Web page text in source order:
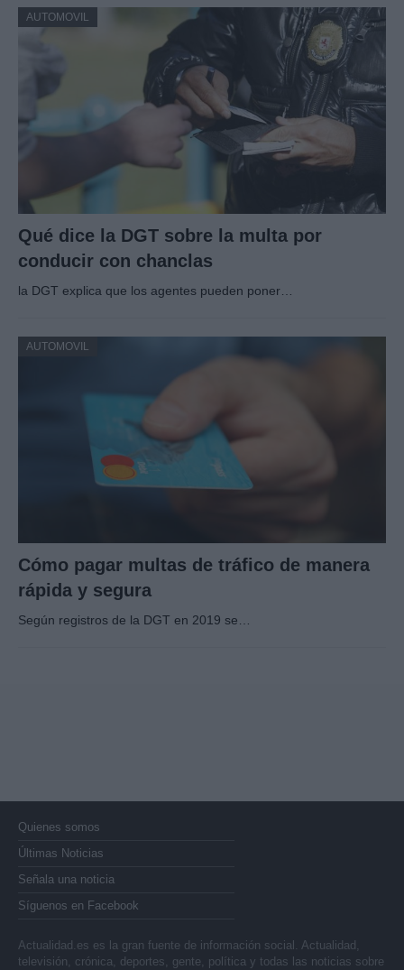
AUTOMOVIL
Qué dice la DGT sobre la multa por
conducir con chanclas
la DGT explica que los agentes pueden poner…
AUTOMOVIL
Cómo pagar multas de tráfico de manera
rápida y segura
Según registros de la DGT en 2019 se…
Quienes somos
Últimas Noticias
Señala una noticia
Síguenos en Facebook
Actualidad.es es la gran fuente de información social. Actualidad,
televisión, crónica, deportes, gente, política y todas las noticias sobre